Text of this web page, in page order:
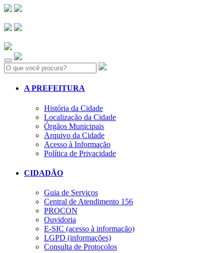
Search:
A PREFEITURA
História da Cidade
Localização da Cidade
Órgãos Municipais
Arquivo da Cidade
Acesso à Informação
Política de Privacidade
CIDADÃO
Guia de Serviços
Central de Atendimento 156
PROCON
Ouvidoria
E-SIC (acesso à informação)
LGPD (informações)
Consulta de Protocolos